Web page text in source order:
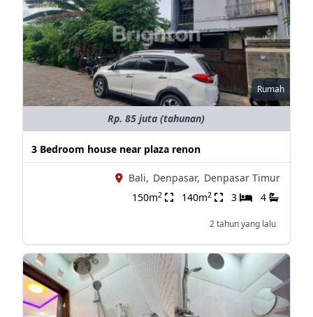
Rumah
Rp. 85 juta (tahunan)
3 Bedroom house near plaza renon
Bali, Denpasar, Denpasar Timur
150m2 140m2 3 4
2 tahun yang lalu